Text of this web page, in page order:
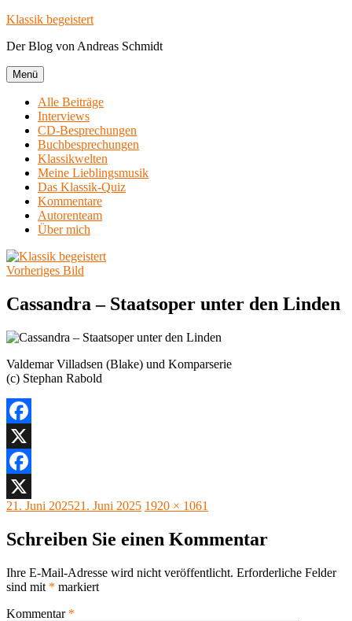
Zum
springen
Klassik begeistert
Der Blog von Andreas Schmidt
Menü
Alle Beiträge
Interviews
CD-Besprechungen
Buchbesprechungen
Klassikwelten
Meine Lieblingsmusik
Das Klassik-Quiz
Kommentare
Autorenteam
Über mich
Vorheriges Bild
Cassandra – Staatsoper unter den Linden
Valdemar Villadsen (Blake) und Komparserie
(c) Stephan Rabold
Facebook
X
Facebook
X
Veröffentlicht
21. Juni 202521. Juni 2025 Originalgröße
1920 × 1061
Schreiben Sie einen Kommentar
Ihre E-Mail-Adresse wird nicht veröffentlicht. Erforderliche Felder
sind mit * markiert
Kommentar *